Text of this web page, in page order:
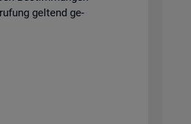
gel­tend ge­